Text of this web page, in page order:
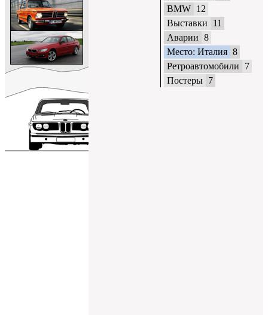
BMW 12
Выставки
11
Аварии 8
Место: Италия 8
Ретроавтомобили
7
Постеры 7